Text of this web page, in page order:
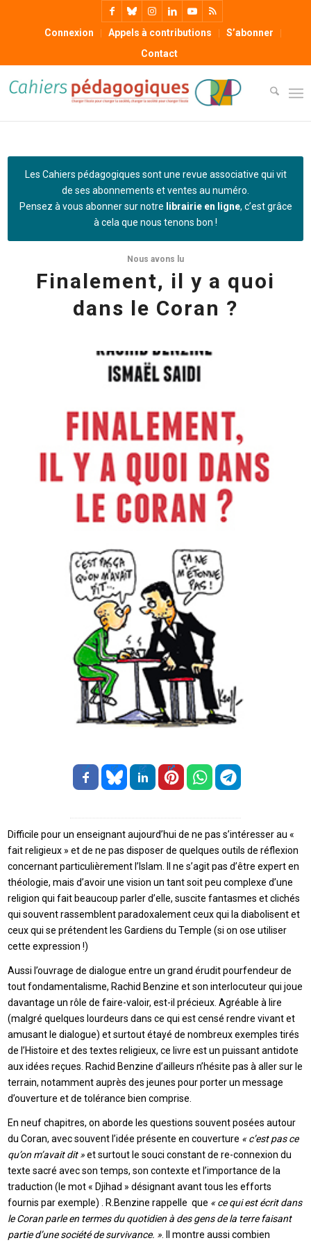
Connexion Appels à contributions
S’abonner
Contact
Les Cahiers pédagogiques sont une revue associative qui vit
de ses abonnements et ventes au numéro.
Pensez à vous abonner sur notre librairie en ligne, c’est grâce
à cela que nous tenons bon !
Nous avons lu
Finalement, il y a quoi
dans le Coran ?
Difficile pour un enseignant aujourd’hui de ne pas s’intéresser au «
fait religieux » et de ne pas disposer de quelques outils de réflexion
concernant particulièrement l’Islam. Il ne s’agit pas d’être expert en
théologie, mais d’avoir une vision un tant soit peu complexe d’une
religion qui fait beaucoup parler d’elle, suscite fantasmes et clichés
qui souvent rassemblent paradoxalement ceux qui la diabolisent et
ceux qui se prétendent les Gardiens du Temple (si on ose utiliser
cette expression !)
Aussi l’ouvrage de dialogue entre un grand érudit pourfendeur de
tout fondamentalisme, Rachid Benzine et son interlocuteur qui joue
davantage un rôle de faire-valoir, est-il précieux. Agréable à lire
(malgré quelques lourdeurs dans ce qui est censé rendre vivant et
amusant le dialogue) et surtout étayé de nombreux exemples tirés
de l’Histoire et des textes religieux, ce livre est un puissant antidote
aux idées reçues. Rachid Benzine d’ailleurs n’hésite pas à aller sur le
terrain, notamment auprès des jeunes pour porter un message
d’ouverture et de tolérance bien comprise.
En neuf chapitres, on aborde les questions souvent posées autour
du Coran, avec souvent l’idée présente en couverture « c’est pas ce
qu’on m’avait dit »et surtout le souci constant de re-connexion du
texte sacré avec son temps, son contexte et l’importance de la
traduction (le mot « Djihad » désignant avant tous les efforts
fournis par exemple) . R.Benzine rappelle que « ce qui est écrit dans
le Coran parle en termes du quotidien à des gens de la terre faisant
partie d’une société de survivance. » . Il montre aussi combien